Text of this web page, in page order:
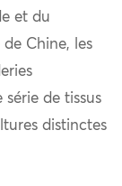
et du
Chine, les
série de tissus
distinctes